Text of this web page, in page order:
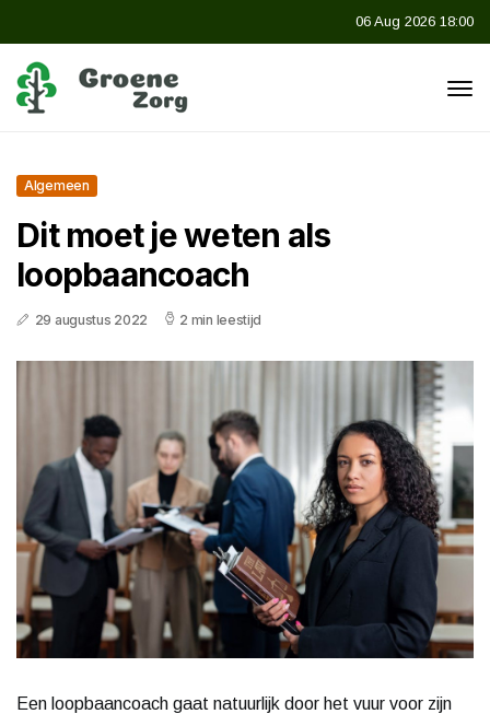
06 Aug 2026 18:00
Algemeen
Dit moet je weten als
loopbaancoach
29 augustus 2022 2 min leestijd
Een loopbaancoach gaat natuurlijk door het vuur voor zijn